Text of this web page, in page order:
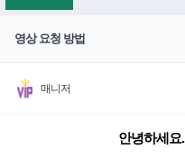
영상 요청 방법
매니저
안녕하세요